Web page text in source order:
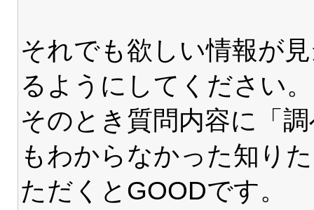
それでも欲しい情報が
るようにしてください。
そのとき質問内容に「
もわからなかった知り
ただくとGOODです。